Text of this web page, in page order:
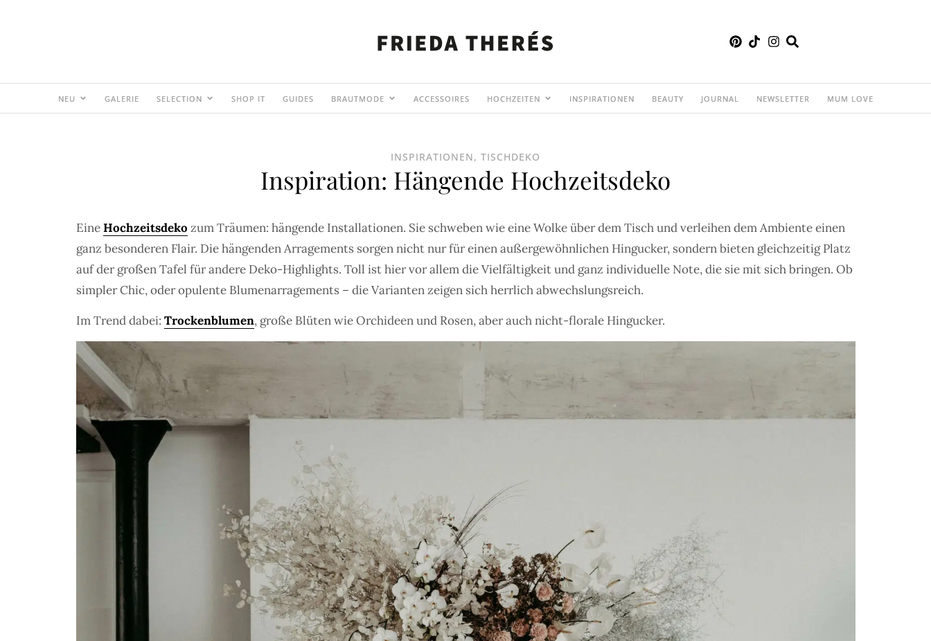
NEU GALERIE SELECTION SHOP IT GUIDES BRAUTMODE ACCESSOIRES HOCHZEITEN INSPIRATIONEN BEAUTY JOURNAL NEWSLETTER MUM LOVE
INSPIRATIONEN, TISCHDEKO
Inspiration: Hängende Hochzeitsdeko
EineHochzeitsdeko zum Träumen: hängende Installationen. Sie schweben wie eine Wolke über dem Tisch und verleihen dem Ambiente einen
ganz besonderen Flair. Die hängenden Arragements sorgen nicht nur für einen außergewöhnlichen Hingucker, sondern bieten gleichzeitig Platz
auf der großen Tafel für andere Deko-Highlights. Toll ist hier vor allem die Vielfältigkeit und ganz individuelle Note, die sie mit sich bringen. Ob
simpler Chic, oder opulente Blumenarragements – die Varianten zeigen sich herrlich abwechslungsreich.
Im Trend dabei: Trockenblumen, große Blüten wie Orchideen und Rosen, aber auch nicht-florale Hingucker.